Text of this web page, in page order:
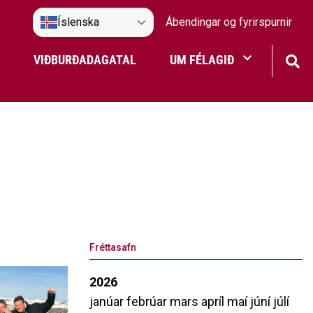
VIÐBURÐADAGATAL UM FÉLAGIÐ
Íslenska Ábendingar og fyrirspurnir
Fréttasafn
2026
janúarfebrúar mars apríl maí júní júlí